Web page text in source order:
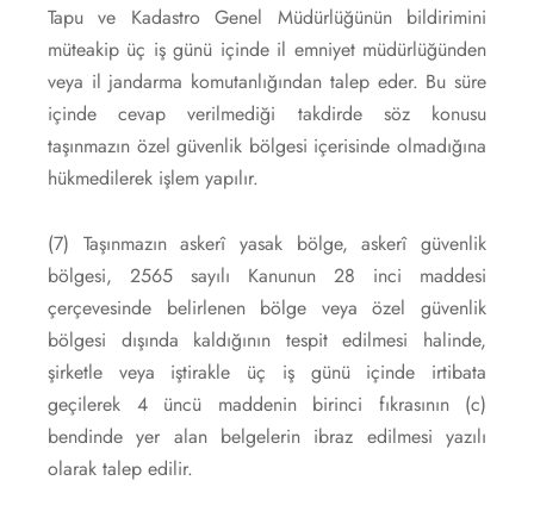
Tapu ve Kadastro Genel Müdürlüğünün bildirimini
müteakip üç iş günü içinde il emniyet müdürlüğünden
veya il jandarma komutanlığından talep eder. Bu süre
içinde cevap verilmediği takdirde söz konusu
taşınmazın özel güvenlik bölgesi içerisinde olmadığına
hükmedilerek işlem yapılır.
(7) Taşınmazın askerî yasak bölge, askerî güvenlik
bölgesi, 2565 sayılı Kanunun 28 inci maddesi
çerçevesinde belirlenen bölge veya özel güvenlik
bölgesi dışında kaldığının tespit edilmesi halinde,
şirketle veya iştirakle üç iş günü içinde irtibata
geçilerek 4 üncü maddenin birinci fıkrasının (c)
bendinde yer alan belgelerin ibraz edilmesi yazılı
olarak talep edilir.